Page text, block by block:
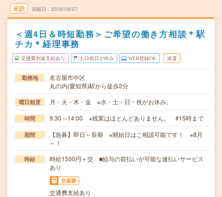
未読 掲載日 2026/08/07
＜週4日＆時短勤務＞ご希望の働き方相談＊駅
チカ＊経理事務
交通費別途支給あり 土日祝日が休み WEB登録OK 派遣
勤務地
名古屋市中区
丸の内(愛知県)駅から徒歩2分
曜日頻度 月・火・木・金 ※水・土・日・祝がお休み。
時間 9:30～14:00 ※残業はほとんどありません。 #15時まで
期間
【急募】即日～長期 ※開始日はご相談可能です！ ※8月
～！
時給
時給1500円＋交 ■給与の前払いが可能な速払いサービス
あり
交通費
交通費支給あり